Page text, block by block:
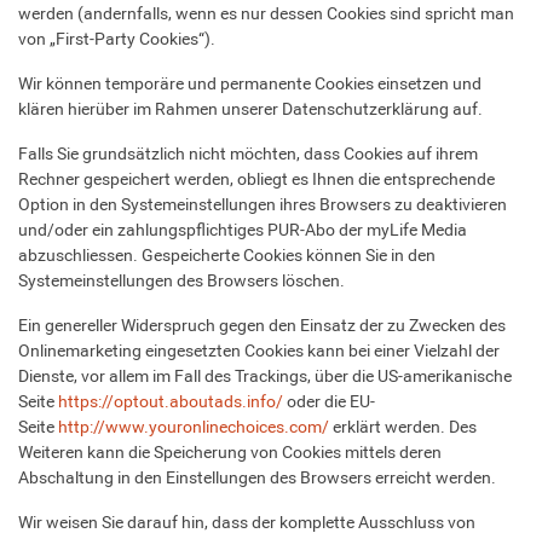
werden (andernfalls, wenn es nur dessen Cookies sind spricht man
von „First-Party Cookies“).
Wir können temporäre und permanente Cookies einsetzen und
klären hierüber im Rahmen unserer Datenschutzerklärung auf.
Falls Sie grundsätzlich nicht möchten, dass Cookies auf ihrem
Rechner gespeichert werden, obliegt es Ihnen die entsprechende
Option in den Systemeinstellungen ihres Browsers zu deaktivieren
und/oder ein zahlungspflichtiges PUR-Abo der myLife Media
abzuschliessen. Gespeicherte Cookies können Sie in den
Systemeinstellungen des Browsers löschen.
Ein genereller Widerspruch gegen den Einsatz der zu Zwecken des
Onlinemarketing eingesetzten Cookies kann bei einer Vielzahl der
Dienste, vor allem im Fall des Trackings, über die US-amerikanische
Seite https://optout.aboutads.info/oder die EU-
Seite http://www.youronlinechoices.com/erklärt werden. Des
Weiteren kann die Speicherung von Cookies mittels deren
Abschaltung in den Einstellungen des Browsers erreicht werden.
Wir weisen Sie darauf hin, dass der komplette Ausschluss von